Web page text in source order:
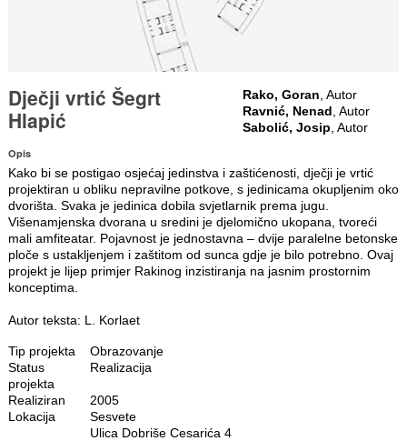
Dječji vrtić Šegrt
Hlapić
Rako, Goran , Autor
Ravnić, Nenad , Autor
Sabolić, Josip , Autor
Opis
Kako bi se postigao osjećaj jedinstva i zaštićenosti, dječji je vrtić
projektiran u obliku nepravilne potkove, s jedinicama okupljenim oko
dvorišta. Svaka je jedinica dobila svjetlarnik prema jugu.
Višenamjenska dvorana u sredini je djelomično ukopana, tvoreći
mali amfiteatar. Pojavnost je jednostavna – dvije paralelne betonske
ploče s ustakljenjem i zaštitom od sunca gdje je bilo potrebno. Ovaj
projekt je lijep primjer Rakinog inzistiranja na jasnim prostornim
konceptima.
Autor teksta: L. Korlaet
Tip projekta
Obrazovanje
Status
projekta
Realizacija
Realiziran
2005
Lokacija
Sesvete
Ulica Dobriše Cesarića 4